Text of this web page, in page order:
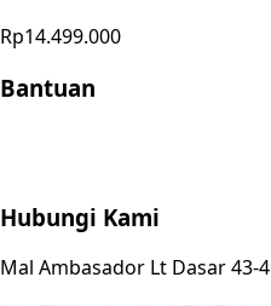
Rp14.499.000
Bantuan
Hubungi Kami
Mal Ambasador Lt Dasar 43-